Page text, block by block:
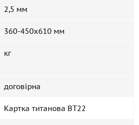
2,5 мм
360-450x610 мм
кг
договірна
Картка титанова ВТ22